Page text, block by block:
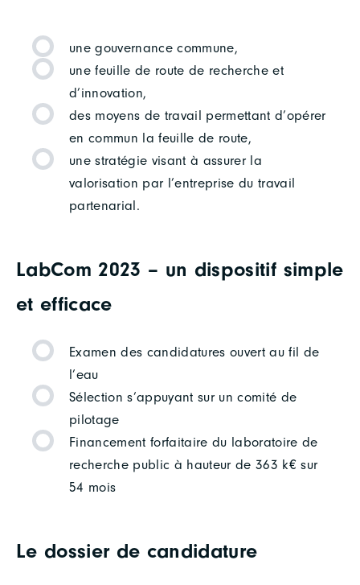
une gouvernance commune,
une feuille de route de recherche et
d’innovation,
des moyens de travail permettant d’opérer
en commun la feuille de route,
une stratégie visant à assurer la
valorisation par l’entreprise du travail
partenarial.
LabCom 2023 – un dispositif simple
et efficace
Examen des candidatures ouvert au fil de
l’eau
Sélection s’appuyant sur un comité de
pilotage
Financement forfaitaire du laboratoire de
recherche public à hauteur de 363 k€ sur
54 mois
Le dossier de candidature